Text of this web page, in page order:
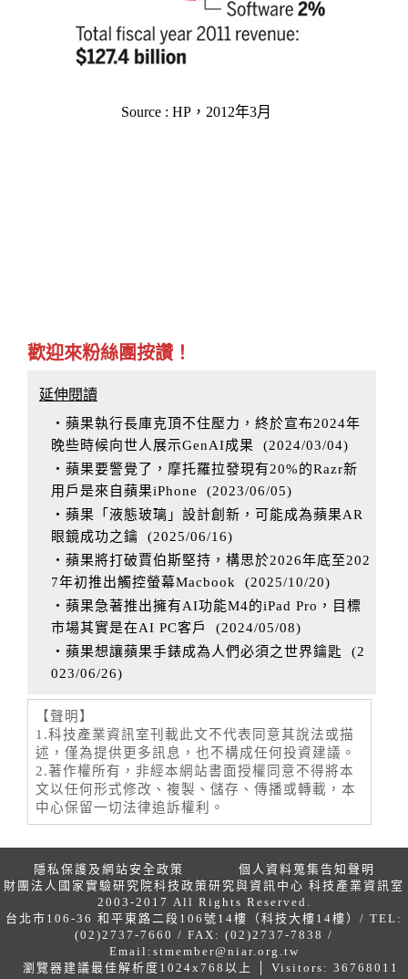
Source : HP，2012年3月
歡迎來粉絲團按讚！
延伸閱讀
‧蘋果執行長庫克頂不住壓力，終於宣布2024年
晚些時候向世人展示GenAI成果
(2024/03/04)
‧蘋果要警覺了，摩托羅拉發現有20%的Razr新
用戶是來自蘋果iPhone
(2023/06/05)
‧蘋果「液態玻璃」設計創新，可能成為蘋果AR
眼鏡成功之鑰 (2025/06/16)
‧蘋果將打破賈伯斯堅持，構思於2026年底至202
7年初推出觸控螢幕Macbook
(2025/10/20)
‧蘋果急著推出擁有AI功能M4的iPad Pro，目標
市場其實是在AI PC客戶
(2024/05/08)
‧蘋果想讓蘋果手錶成為人們必須之世界鑰匙
(2
023/06/26)
【聲明】
1.科技產業資訊室刊載此文不代表同意其說法或描
述，僅為提供更多訊息，也不構成任何投資建議。
2.著作權所有，非經本網站書面授權同意不得將本
文以任何形式修改、複製、儲存、傳播或轉載，本
中心保留一切法律追訴權利。
隱私保護及網站安全政策
個人資料蒐集告知聲明
財團法人國家實驗研究院科技政策研究與資訊中心 科技產業資訊室
2003-2017 All Rights Reserved.
台北市106-36 和平東路二段106號14樓（科技大樓14樓）/ TEL:
(02)2737-7660 / FAX: (02)2737-7838 /
Email: stmember@niar.org.tw
瀏覽器建議最佳解析度1024x768以上 │ Visitors: 36768011